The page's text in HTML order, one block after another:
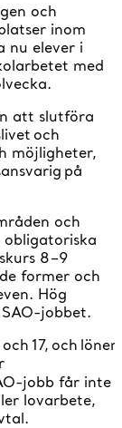
och
inom
nu elever i
med
att slutföra
och
möjligheter,
på
och
obligatoriska
8–9
former och
Hög
jobbet.
17, och lönen
jobb får inte
lovarbete,